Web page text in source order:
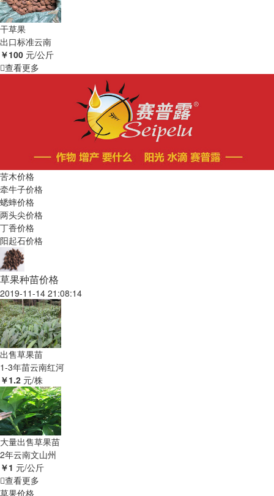
干草果
出口标准云南
￥100 元/公斤
查看更多
苦木价格
牵牛子价格
蟋蟀价格
两头尖价格
丁香价格
阳起石价格
草果种苗价格
2019-11-14 21:08:14
出售草果苗
1-3年苗云南红河
￥1.2 元/株
大量出售草果苗
2年云南文山州
￥1 元/公斤
查看更多
草果价格